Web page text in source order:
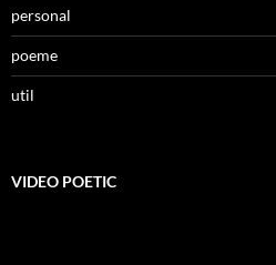
personal
poeme
util
VIDEO POETIC